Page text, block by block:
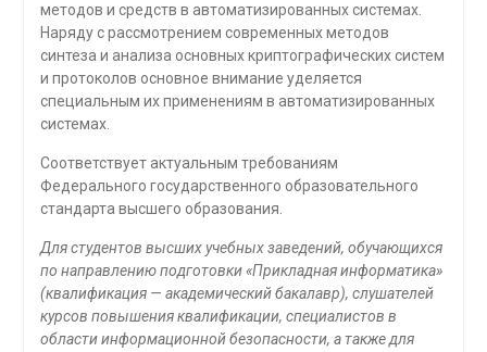
методов и средств в автоматизированных системах.
Наряду с рассмотрением современных методов
синтеза и анализа основных криптографических систем
и протоколов основное внимание уделяется
специальным их применениям в автоматизиро­ванных
системах.
Соответствует актуальным требованиям
Федерального государственного образовательного
стандарта высшего образования.
Для студентов высших учебных заведений, обучающихся
по направлению подготовки «Прикладная информатика»
(квалификация — академический бака­лавр), слушателей
курсов повышения квалификации, специалистов в
области информационной безопасности, а также для